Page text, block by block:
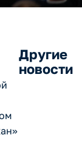
Другие
новости